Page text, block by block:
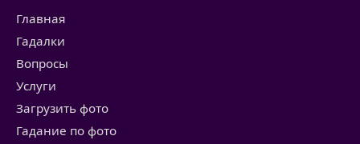
Главная
Гадалки
Вопросы
Услуги
Загрузить фото
Гадание по фото